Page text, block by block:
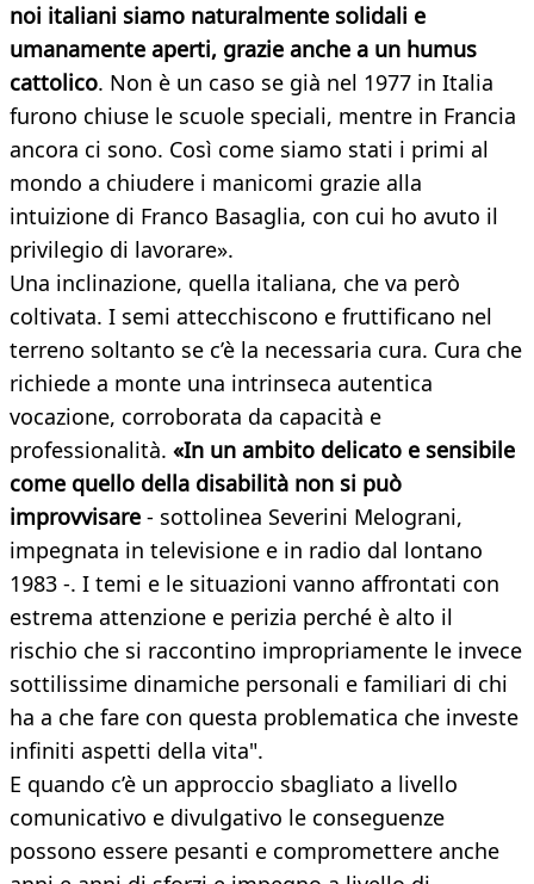
noi italiani siamo naturalmente solidali e
umanamente aperti, grazie anche a un humus
cattolico. Non è un caso se già nel 1977 in Italia
furono chiuse le scuole speciali, mentre in Francia
ancora ci sono. Così come siamo stati i primi al
mondo a chiudere i manicomi grazie alla
intuizione di Franco Basaglia, con cui ho avuto il
privilegio di lavorare».
Una inclinazione, quella italiana, che va però
coltivata. I semi attecchiscono e fruttificano nel
terreno soltanto se c’è la necessaria cura. Cura che
richiede a monte una intrinseca autentica
vocazione, corroborata da capacità e
professionalità. «In un ambito delicato e sensibile
come quello della disabilità non si può
improvvisare - sottolinea Severini Melograni,
impegnata in televisione e in radio dal lontano
1983 -. I temi e le situazioni vanno affrontati con
estrema attenzione e perizia perché è alto il
rischio che si raccontino impropriamente le invece
sottilissime dinamiche personali e familiari di chi
ha a che fare con questa problematica che investe
infiniti aspetti della vita".
E quando c’è un approccio sbagliato a livello
comunicativo e divulgativo le conseguenze
possono essere pesanti e compromettere anche